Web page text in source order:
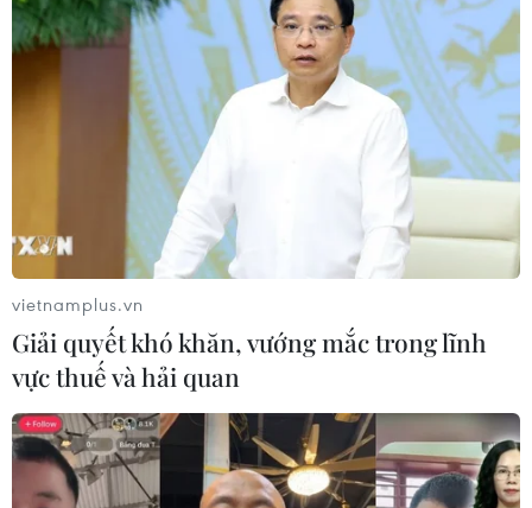
Bãi bỏ một số văn bản quy phạm
pháp luật không còn phù hợp
06/08/2026 09:59
Khởi tố người đi bộ gây tai nạn chết
người trên quốc lộ ở Quảng Trị
06/08/2026 09:44
Khởi tố Chủ tịch Hội đồng quản trị,
Giám đốc Công ty cổ phần Mekolor
06/08/2026 09:06
vietnamplus.vn
Giải quyết khó khăn, vướng mắc trong lĩnh
vực thuế và hải quan